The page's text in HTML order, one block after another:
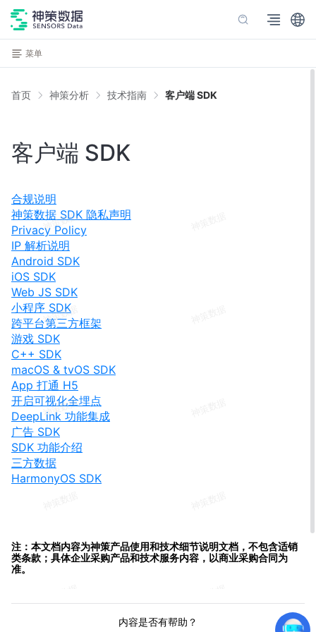
菜单
首页 神策分析 技术指南 客户端 SDK
客户端 SDK
合规说明
神策数据 SDK 隐私声明
Privacy Policy
IP 解析说明
Android SDK
iOS SDK
Web JS SDK
小程序 SDK
跨平台第三方框架
游戏 SDK
C++ SDK
macOS & tvOS SDK
App 打通 H5
开启可视化全埋点
DeepLink 功能集成
广告 SDK
SDK 功能介绍
三方数据
HarmonyOS SDK
注：本文档内容为神策产品使用和技术细节说明文档，不包含适销
类条款；具体企业采购产品和技术服务内容，以商业采购合同为
准。
内容是否有帮助？